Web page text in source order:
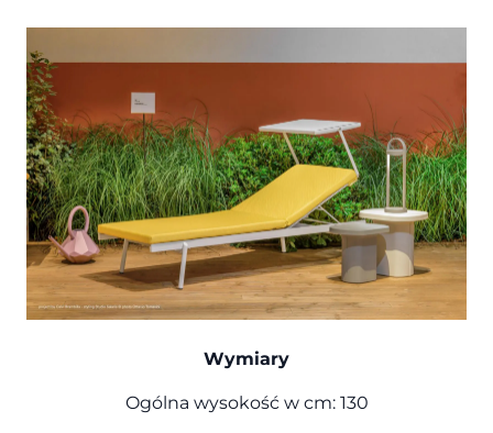
Wymiary
Ogólna wysokość w cm: 130